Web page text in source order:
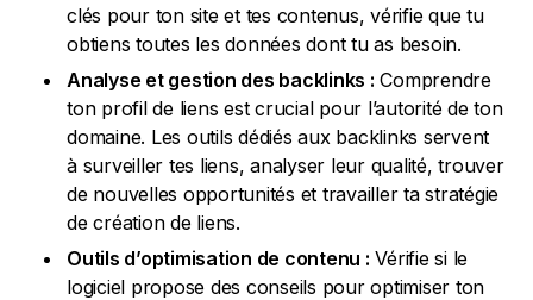
clés pour ton site et tes contenus, vérifie que tu
obtiens toutes les données dont tu as besoin.
Analyse et gestion des backlinks : Comprendre
ton profil de liens est crucial pour l’autorité de ton
domaine. Les outils dédiés aux backlinks servent
à surveiller tes liens, analyser leur qualité, trouver
de nouvelles opportunités et travailler ta stratégie
de création de liens.
Outils d’optimisation de contenu : Vérifie si le
logiciel propose des conseils pour optimiser ton